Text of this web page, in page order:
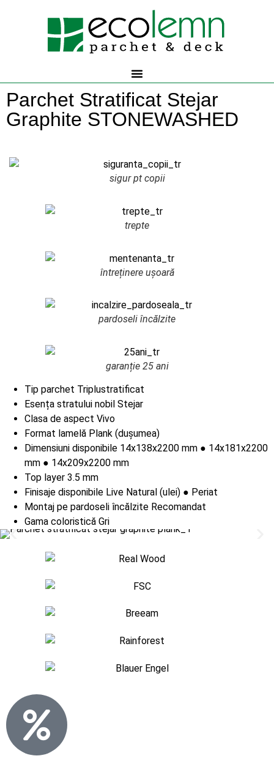
Parchet Stratificat Stejar
Graphite STONEWASHED
sigur pt copii
trepte
întreținere ușoară
pardoseli încălzite
garanție 25 ani
Tip parchet Triplustratificat
Esența stratului nobil Stejar
Clasa de aspect Vivo
Format lamelă Plank (dușumea)
Dimensiuni disponibile 14x138x2200 mm ● 14x181x2200
mm ● 14x209x2200 mm
Top layer 3.5 mm
Finisaje disponibile Live Natural (ulei) ● Periat
Montaj pe pardoseli încălzite Recomandat
Gama coloristică Gri